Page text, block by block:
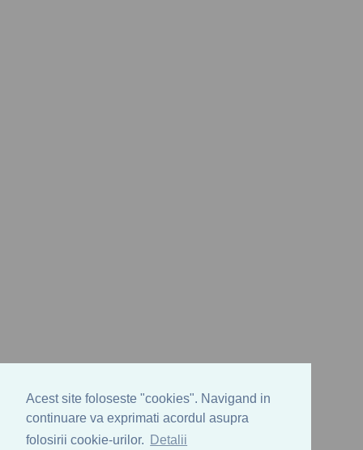
Acest site foloseste "cookies". Navigand in
continuare va exprimati acordul asupra
folosirii cookie-urilor.
Detalii